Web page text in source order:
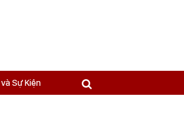
Sự Kiện